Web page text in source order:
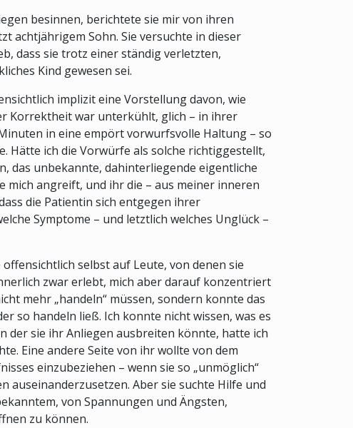
besinnen, berichtete sie mir von ihren
achtjährigem Sohn. Sie versuchte in dieser
dass sie trotz einer ständig verletzten,
Kind gewesen sei.
implizit eine Vorstellung davon, wie
Korrektheit war unterkühlt, glich – in ihrer
in eine empört vorwurfsvolle Haltung – so
Hätte ich die Vorwürfe als solche richtiggestellt,
das unbekannte, dahinterliegende eigentliche
mich angreift, und ihr die – aus meiner inneren
die Patientin sich entgegen ihrer
Symptome – und letztlich welches Unglück –
selbst auf Leute, von denen sie
zwar erlebt, mich aber darauf konzentriert
mehr „handeln“ müssen, sondern konnte das
so handeln ließ. Ich konnte nicht wissen, was es
der sie ihr Anliegen ausbreiten könnte, hatte ich
Eine andere Seite von ihr wollte von dem
einzubeziehen – wenn sie so „unmöglich“
auseinanderzusetzen. Aber sie suchte Hilfe und
von Spannungen und Ängsten,
zu können.